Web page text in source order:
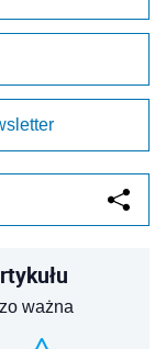
ważna